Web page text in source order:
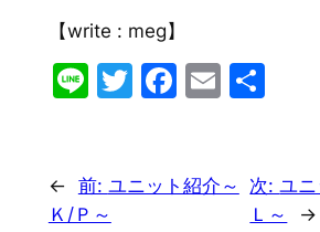
【write : meg】
LineTwitter
Facebook
Email
共
← 前: ユニット紹介～
Ｋ/Ｐ～
次:ユ
Ｌ～
→